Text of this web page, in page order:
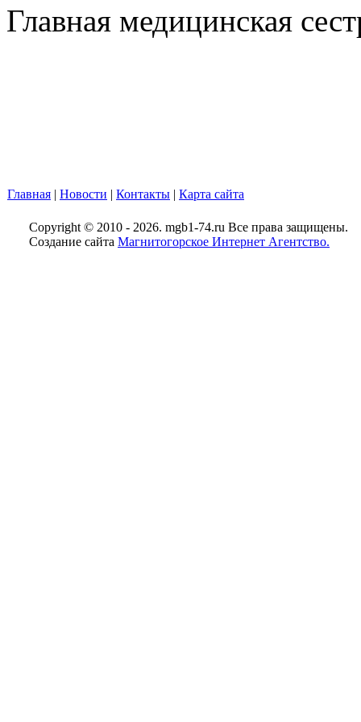
Главная медицинская
Главная | Новости | Контакты | Карта сайта
Copyright © 2010 - 2026. mgb1-74.ru Все права защищены.
Создание сайта Магнитогорское Интернет Агентство.